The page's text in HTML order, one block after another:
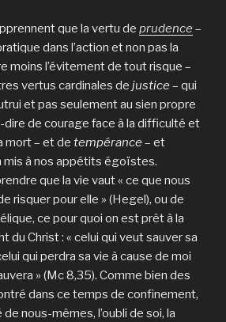
que la vertu de prudence –
dans l’action et non pas la
moins l’évitement de tout risque –
vertus cardinales de justice – qui
et pas seulement au sien propre
dire de courage face à la difficulté et
mort – et de tempérance – et
mis à nos appétits égoïstes.
que la vie vaut « ce que nous
risquer pour elle » (Hegel), ou de
ce pour quoi on est prêt à la
du Christ : « celui qui veut sauver sa
qui perdra sa vie à cause de moi
» (Mc 8,35). Comme bien des
dans ce temps de confinement,
nous-mêmes, l’oubli de soi, la